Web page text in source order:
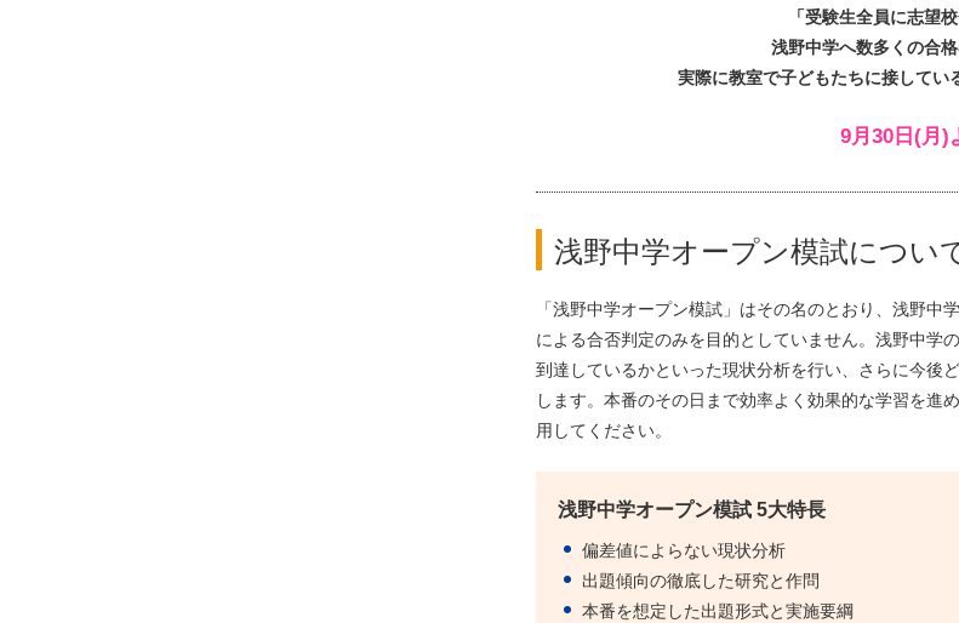
「受験生全員に志望
浅野中学へ数多くの合
実際に教室で子どもたちに接してい
9月30日(月)
浅野中学オープン模試につい
「浅野中学オープン模試」はその名のとおり、浅野
による合否判定のみを目的としていません。浅野中学
到達しているかといった現状分析を行い、さらに今後
します。本番のその日まで効率よく効果的な学習を進
用してください。
浅野中学オープン模試 5大特長
偏差値によらない現状分析
出題傾向の徹底した研究と作問
本番を想定した出題形式と実施要綱